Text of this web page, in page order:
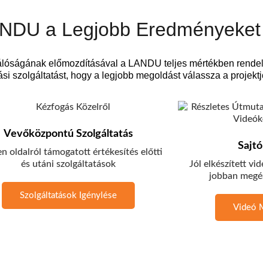
a Legjobb Eredményeket
előmozdításával a LANDU teljes mértékben
szolgáltatást, hogy a legjobb megoldást válassza a
Vevőközpontú Szolgáltatás
oldalról támogatott értékesítés előtti
és utáni szolgáltatások
Szolgáltatások Igénylése
Jól elkészített
jobban
Videó